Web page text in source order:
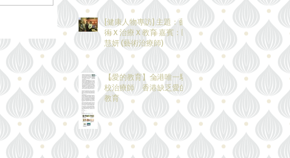
[健康人物專訪] 主題：藝
術 X 治療 X 教育 嘉賓：區
慧妍 (藝術治療師)
【愛的教育】全港唯一駐
校治療師 香港缺乏愛的
教育